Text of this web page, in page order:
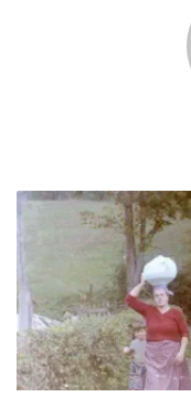
NEKAD:
POLJU